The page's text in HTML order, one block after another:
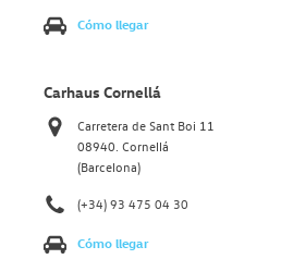
Cómo llegar
Carhaus Cornellá
Carretera de Sant Boi 11
08940. Cornellá
(Barcelona)
(+34) 93 475 04 30
Cómo llegar